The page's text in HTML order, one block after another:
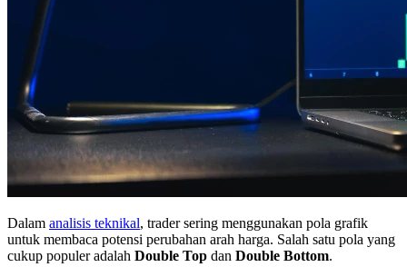
Dalam analisis teknikal, trader sering menggunakan pola grafik
untuk membaca potensi perubahan arah harga. Salah satu pola yang
cukup populer adalah Double Top dan Double Bottom.